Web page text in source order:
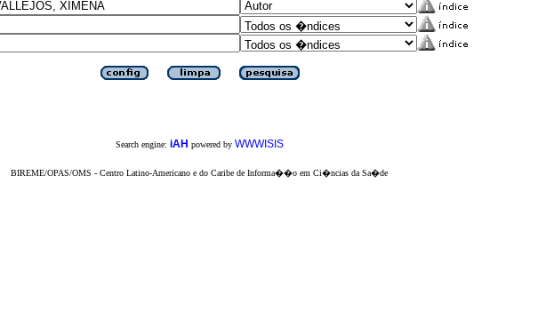
Search engine: iAH powered by WWWISIS
BIREME/OPAS/OMS - Centro Latino-Americano e do Caribe de Informa��o em Ci�ncias da Sa�de